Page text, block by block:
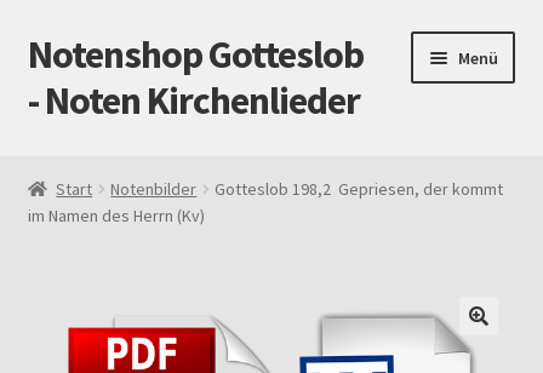
Zur
Navigation
springen
Zum
Inhalt
springen
Notenshop Gotteslob
- Noten Kirchenlieder
Menü
AGB
Cookie-Richtlinie (EU)
Start Notenbilder
Gotteslob 198,2 Gepriesen, der kommt
im Namen des Herrn (Kv)